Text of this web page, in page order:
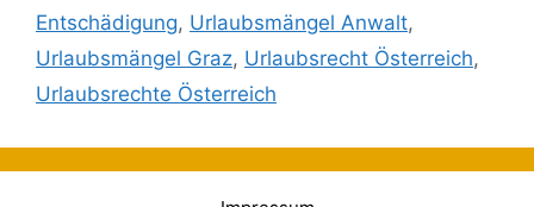
Entschädigung, Urlaubsmängel Anwalt,
Urlaubsmängel Graz, Urlaubsrecht Österreich,
Urlaubsrechte Österreich